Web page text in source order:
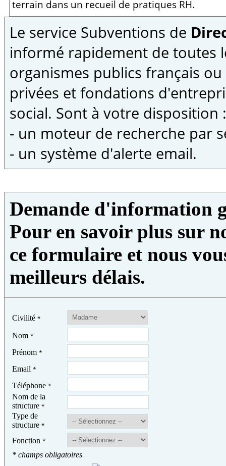
terrain dans un recueil de pratiques RH.
Le service Subventions de
informé rapidement de toutes
organismes publics français
privées et fondations
social. Sont à votre disposition :
- un moteur de recherche par
- un système d'alerte email.
Demande d'information
Pour en savoir plus sur
ce formulaire et nous
meilleurs délais.
Civilité *
Nom *
Prénom *
Email *
Téléphone *
Nom de la
structure *
Type de
structure *
Fonction *
* champs obligatoires